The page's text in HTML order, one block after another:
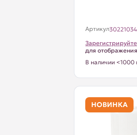
Артикул30221034
для
В наличии <1000
НОВИНКА